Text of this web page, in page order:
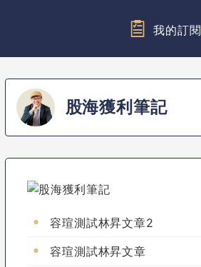
我的訂閱
股海獲利筆記
容瑄測試林昇文章2
容瑄測試林昇文章